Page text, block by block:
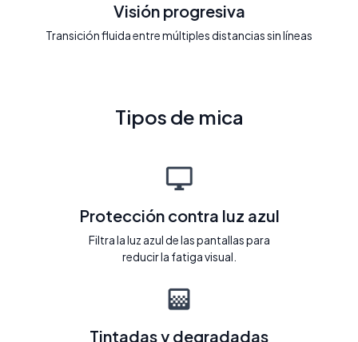
Visión progresiva
Transición fluida entre múltiples distancias sin líneas
Tipos de mica
Protección contra luz azul
Filtra la luz azul de las pantallas para
reducir la fatiga visual.
Tintadas y degradadas